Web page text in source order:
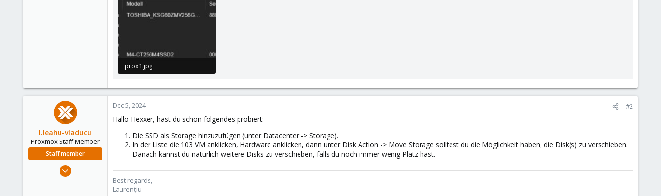
prox1.jpg
l.leahu-vladucu
Proxmox Staff Member
Staff member
Dec 2, 2024
Dec 5, 2024 #2
Hallo Hexxer, hast du schon folgendes probiert:
Die SSD als Storage hinzuzufügen (unter Datacenter -> Storage).
In der Liste die 103 VM anklicken, Hardware anklicken, dann unter Disk Action -> Move Storage solltest du die Möglichkeit haben, die Disk(s) zu verschieben.
Danach kannst du natürlich weitere Disks zu verschieben, falls du noch immer wenig Platz hast.
Best regards,
Laurențiu